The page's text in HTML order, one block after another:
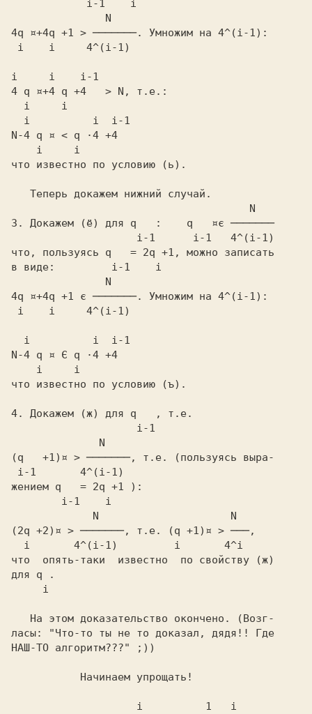
               N
4q ¤+4q +1 > ───────.
Умножим на 4^(i-1):
i    i     4^(i-1)
i     i    i-1
4 q ¤+4 q +4   > N,
т.е.:
  i          i  i-1
N-4 q ¤ < q ·4 +4
    i     i
что известно по условию (ь).
            N
3.
Докажем (ё) для q :
  q   ¤є ───────
  i-1
   i-1   4^(i-1)
что, пользуясь q   = 2q +1,
можно записать
в виде:
               N
4q ¤+4q +1 є ───────.
Умножим на 4^(i-1):
i    i     4^(i-1)
  i          i  i-1
N-4 q ¤ Є q ·4 +4
    i     i
что известно по условию
4. Докажем (ж) для q
, т.е.
              N
(q   +1)¤ > ───────,
т.е. (пользуясь выра-
i-1       4^(i-1)
жением q   = 2q +1 ):
             N                     N
(2q +2)¤ > ───────,
т.е.
(q +1)¤ > ───,
  i       4^(i-1)         i       4^i
что  опять-таки  известно  по свойству (ж)
для q .
  i
   На этом доказательство окончено.
(Возг-
ласы: "Что-то ты не то доказал, дядя!! Где
НАШ-ТО алгоритм???" ;))
           Начинаем упрощать!